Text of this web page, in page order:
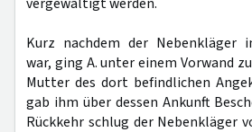
Kurz nachdem der Nebenkläger
war, ging A. unter einem Vorwand
Mutter des dort befindlichen
gab ihm über dessen Ankunft
Rückkehr schlug der Nebenkläger